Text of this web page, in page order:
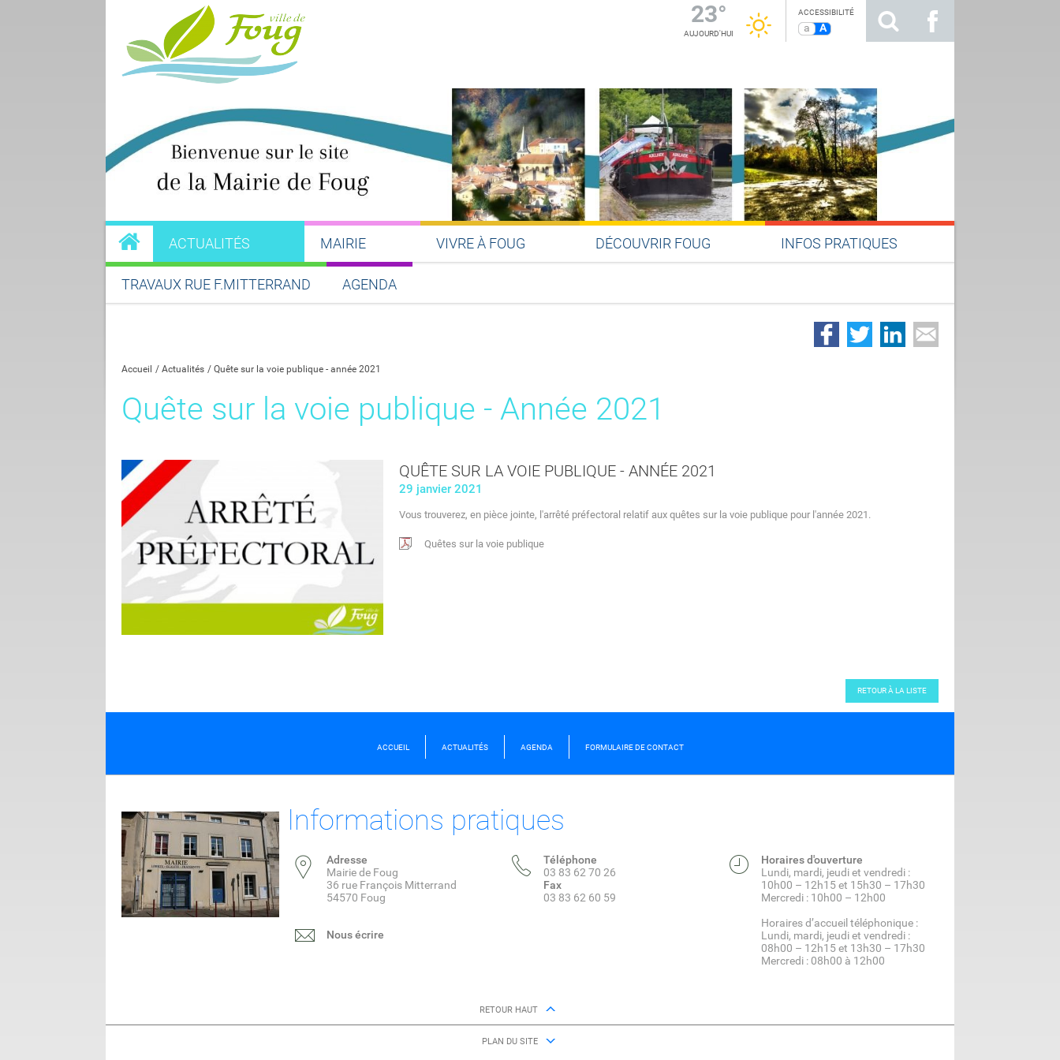
23°
AUJOURD'HUI
ACCESSIBILITÉ
a A
ACTUALITÉS MAIRIE VIVRE À FOUG DÉCOUVRIR FOUG INFOS PRATIQUES
TRAVAUX RUE F.MITTERRAND AGENDA
Accueil Actualités Quête sur la voie publique - année 2021
Quête sur la voie publique - Année 2021
QUÊTE SUR LA VOIE PUBLIQUE - ANNÉE 2021
29 janvier 2021
Vous trouverez, en pièce jointe, l'arrêté préfectoral relatif aux quêtes sur la voie publique pour l'année 2021.
Quêtes sur la voie publique
RETOUR À LA LISTE
ACCUEIL ACTUALITÉS AGENDA FORMULAIRE DE CONTACT
Informations pratiques
Adresse
Mairie de Foug
36 rue François Mitterrand
54570 Foug
Nous écrire
Téléphone
03 83 62 70 26
Fax
03 83 62 60 59
Horaires d'ouverture
Lundi, mardi, jeudi et vendredi :
10h00 – 12h15 et 15h30 – 17h30
Mercredi : 10h00 – 12h00
Horaires d’accueil téléphonique :
Lundi, mardi, jeudi et vendredi :
08h00 – 12h15 et 13h30 – 17h30
Mercredi : 08h00 à 12h00
RETOUR HAUT
PLAN DU SITE